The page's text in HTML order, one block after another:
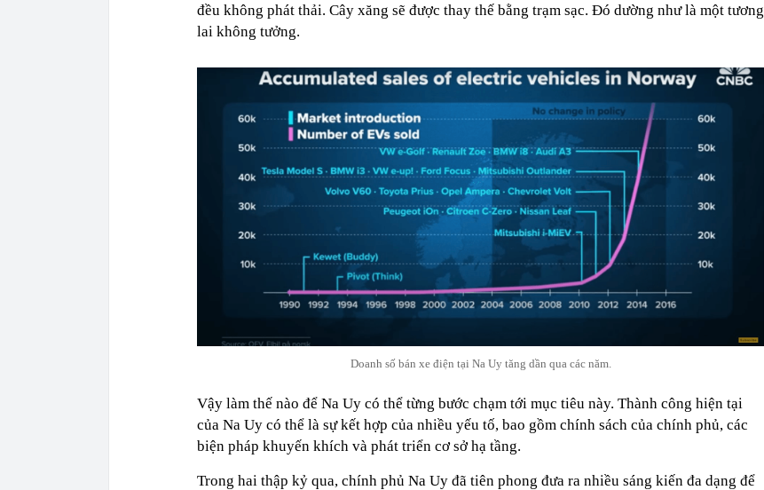
đều không phát thải. Cây xăng sẽ được thay thế bằng trạm sạc. Đó dường như là một tương
lai không tưởng.
Doanh số bán xe điện tại Na Uy tăng dần qua các năm.
Vậy làm thế nào để Na Uy có thể từng bước chạm tới mục tiêu này. Thành công hiện tại
của Na Uy có thể là sự kết hợp của nhiều yếu tố, bao gồm chính sách của chính phủ, các
biện pháp khuyến khích và phát triển cơ sở hạ tầng.
Trong hai thập kỷ qua, chính phủ Na Uy đã tiên phong đưa ra nhiều sáng kiến đa dạng để